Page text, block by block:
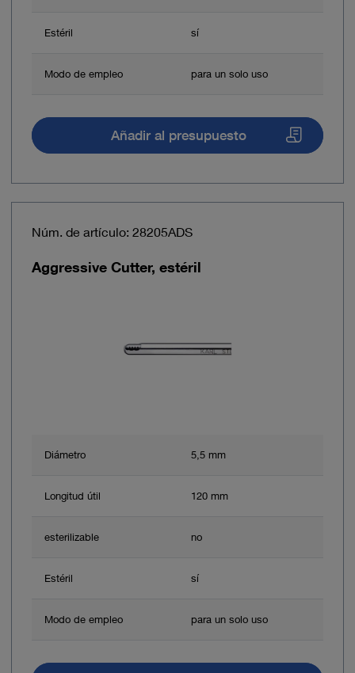
Estéril sí
Modo de empleo para un solo uso
Añadir al presupuesto
Núm. de artículo: 28205ADS
Aggressive Cutter, estéril
Diámetro 5,5 mm
Longitud útil 120 mm
esterilizable no
Estéril sí
Modo de empleo para un solo uso